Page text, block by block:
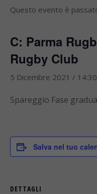
Questo evento è
C: Parma
Rugby Club
5 Dicembre 2021 / 14:30
Spareggio Fase
Salva nel tuo
DETTAGLI